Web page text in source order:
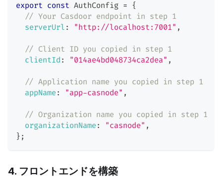
export const AuthConfig = {
// Your Casdoor endpoint in step 1
serverUrl : "http://localhost:7001" ,
// Client ID you copied in step 1
clientId : "014ae4bd048734ca2dea" ,
// Application name you copied in step 1
appName : "app-casnode" ,
// Organization name you copied in step 1
organizationName : "casnode" ,
} ;
4. フロントエンドを構築